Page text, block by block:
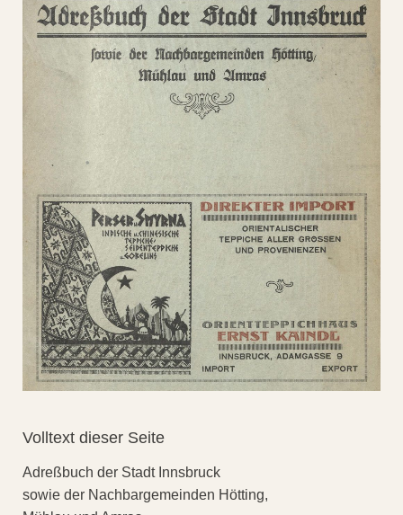
Volltext dieser Seite
Adreßbuch der Stadt Innsbruck
sowie der Nachbargemeinden Hötting,